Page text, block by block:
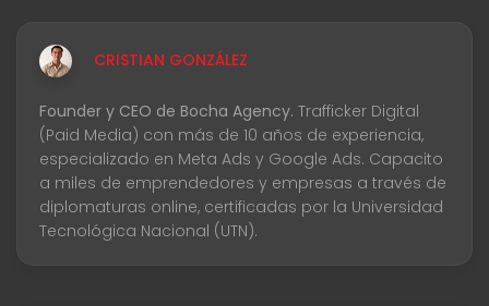
CRISTIAN GONZÁLEZ
Founder y CEO de Bocha Agency. Trafficker Digital
(Paid Media) con más de 10 años de experiencia,
especializado en Meta Ads y Google Ads. Capacito
a miles de emprendedores y empresas a través de
diplomaturas online, certificadas por la Universidad
Tecnológica Nacional (UTN).